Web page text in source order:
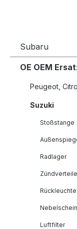
Subaru
OE OEM
Peugeot,
Suzuki
Stoßstange
Radlager
Luftfilter